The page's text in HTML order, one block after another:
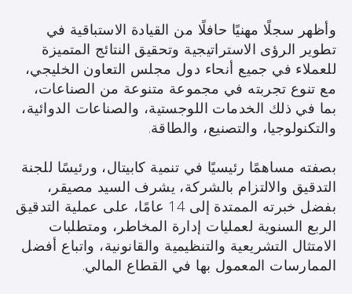
وأظهر سجلًا مهنيًا حافلًا من القيادة الاستباقية في
تطوير الرؤى الاستراتيجية وتحقيق النتائج المتميزة
للعملاء في جميع أنحاء دول مجلس التعاون الخليجي،
مع تنوع تجربته في مجموعة متنوعة من الصناعات،
بما في ذلك الخدمات اللوجستية، والصناعات الدوائية،
والتكنولوجيا، والتصنيع، والطاقة.
بصفته مساهمًا رئيسيًا في تنمية كابيتال، ورئيسًا للجنة
التدقيق والالتزام بالشركة، يشرف السيد مصيقر،
بفضل خبرته الممتدة إلى 14 عامًا، على عملية التدقيق
الربع السنوية لعمليات إدارة المخاطر، ومتطلبات
الامتثال التشريعية والتنظيمية والقانونية، واتباع أفضل
الممارسات المعمول بها في القطاع المالي.